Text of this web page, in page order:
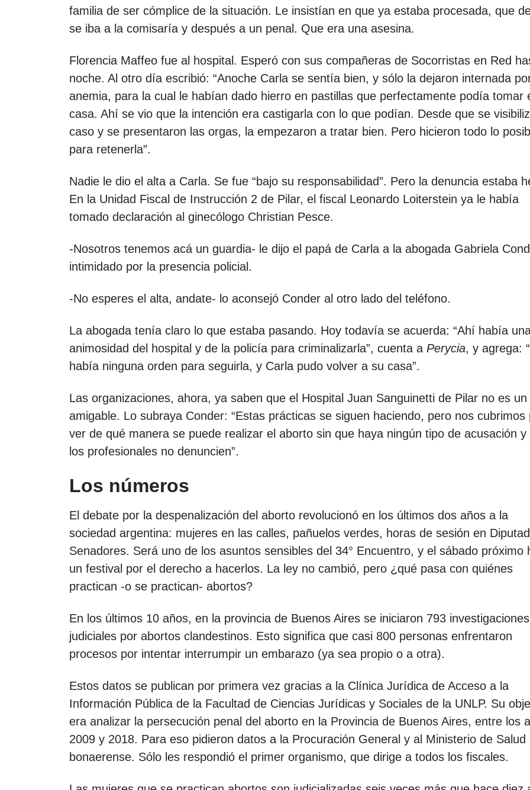
familia de ser cómplice de la situación. Le insistían en que ya estaba procesada, que
se iba a la comisaría y después a un penal. Que era una asesina.
Florencia Maffeo fue al hospital. Esperó con sus compañeras de Socorristas en Red
noche. Al otro día escribió: “Anoche Carla se sentía bien, y sólo la dejaron internada
anemia, para la cual le habían dado hierro en pastillas que perfectamente podía tomar
casa. Ahí se vio que la intención era castigarla con lo que podían. Desde que se
caso y se presentaron las orgas, la empezaron a tratar bien. Pero hicieron todo lo
para retenerla”.
Nadie le dio el alta a Carla. Se fue “bajo su responsabilidad”. Pero la denuncia estaba
En la Unidad Fiscal de Instrucción 2 de Pilar, el fiscal Leonardo Loiterstein ya le había
tomado declaración al ginecólogo Christian Pesce.
-Nosotros tenemos acá un guardia- le dijo el papá de Carla a la abogada Gabriela
intimidado por la presencia policial.
-No esperes el alta, andate- lo aconsejó Conder al otro lado del teléfono.
La abogada tenía claro lo que estaba pasando. Hoy todavía se acuerda: “Ahí había
animosidad del hospital y de la policía para criminalizarla”, cuenta a Perycia, y agrega:
había ninguna orden para seguirla, y Carla pudo volver a su casa”.
Las organizaciones, ahora, ya saben que el Hospital Juan Sanguinetti de Pilar no es un
amigable. Lo subraya Conder: “Estas prácticas se siguen haciendo, pero nos cubrimos
ver de qué manera se puede realizar el aborto sin que haya ningún tipo de acusación y
los profesionales no denuncien”.
Los números
El debate por la despenalización del aborto revolucionó en los últimos dos años a la
sociedad argentina: mujeres en las calles, pañuelos verdes, horas de sesión en
Senadores. Será uno de los asuntos sensibles del 34° Encuentro, y el sábado próximo
un festival por el derecho a hacerlos. La ley no cambió, pero ¿qué pasa con quiénes
practican -o se practican- abortos?
En los últimos 10 años, en la provincia de Buenos Aires se iniciaron 793 investigaciones
judiciales por abortos clandestinos. Esto significa que casi 800 personas enfrentaron
procesos por intentar interrumpir un embarazo (ya sea propio o a otra).
Estos datos se publican por primera vez gracias a la Clínica Jurídica de Acceso a la
Información Pública de la Facultad de Ciencias Jurídicas y Sociales de la UNLP. Su
era analizar la persecución penal del aborto en la Provincia de Buenos Aires, entre los
2009 y 2018. Para eso pidieron datos a la Procuración General y al Ministerio de Salud
bonaerense. Sólo les respondió el primer organismo, que dirige a todos los fiscales.